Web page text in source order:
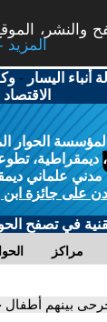
والنشر،
More info - المزيد
أنباء اليسار -
الاقتصاد
الحوار
ديمقراطية،
علماني
على جائزة
في تصفح
مراكز
بينهم أطفال